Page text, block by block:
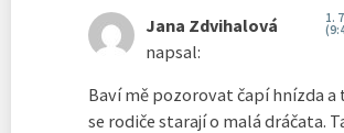
Jana Zdvihalová
napsal:
1.
Baví mě pozorovat čapí hnízda a
se rodiče starají o malá dráčata.